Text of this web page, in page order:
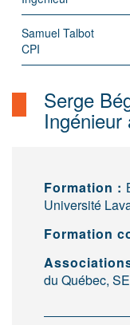
Samuel Talbot
CPI
Serge
Ingénieur
Formation :
Université
Formation
du Québec,